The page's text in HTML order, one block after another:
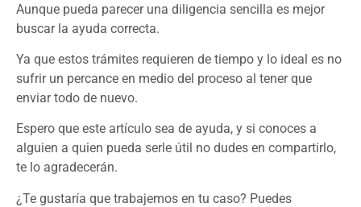
Aunque pueda parecer una diligencia sencilla es mejor
buscar la ayuda correcta.
Ya que estos trámites requieren de tiempo y lo ideal es no
sufrir un percance en medio del proceso al tener que
enviar todo de nuevo.
Espero que este artículo sea de ayuda, y si conoces a
alguien a quien pueda serle útil no dudes en compartirlo,
te lo agradecerán.
¿Te gustaría que trabajemos en tu caso? Puedes